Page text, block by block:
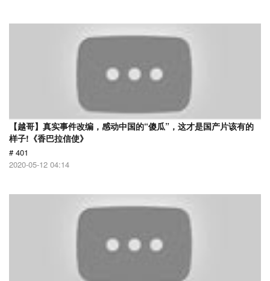
【越哥】真实事件改编，感动中国的“傻瓜”，这才是国产片该有的
样子!《香巴拉信使》
# 401
2020-05-12 04:14